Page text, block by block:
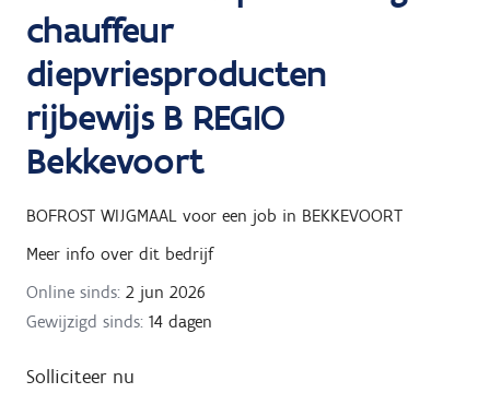
a
r
chauffeur
diepvriesproducten
rijbewijs B REGIO
Bekkevoort
BOFROST WIJGMAAL voor een job in BEKKEVOORT
Meer info over dit bedrijf
Online sinds: 2 jun 2026
Gewijzigd sinds: 14 dagen
Solliciteer nu